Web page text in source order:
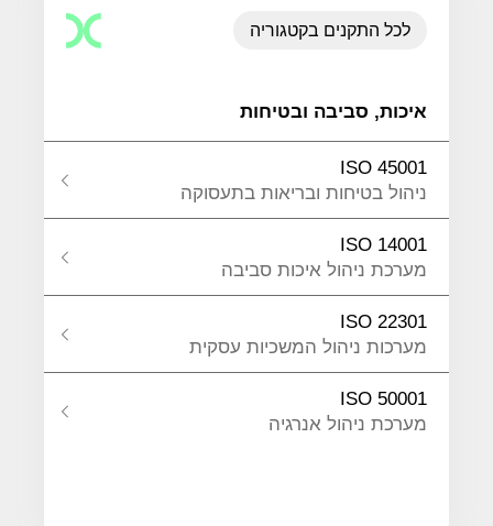
לכל התקנים בקטגוריה
איכות, סביבה ובטיחות
ISO 45001
ניהול בטיחות ובריאות בתעסוקה
ISO 14001
מערכת ניהול איכות סביבה
ISO 22301
מערכות ניהול המשכיות עסקית
ISO 50001
מערכת ניהול אנרגיה